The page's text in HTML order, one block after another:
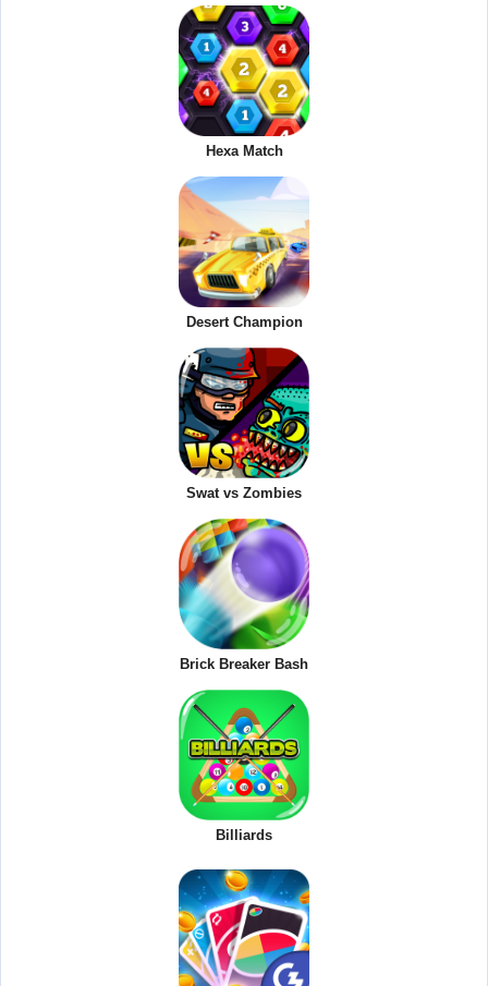
Hexa Match
Desert Champion
Swat vs Zombies
Brick Breaker Bash
Billiards